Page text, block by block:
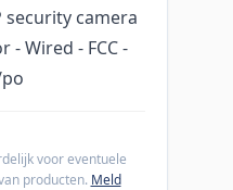
security camera
Wired - FCC -
voor eventuele
producten. Meld